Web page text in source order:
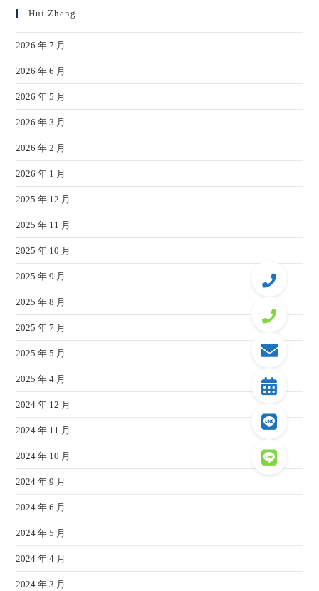
Hui Zheng
2026 年 7 月
2026 年 6 月
2026 年 5 月
2026 年 3 月
2026 年 2 月
2026 年 1 月
2025 年 12 月
2025 年 11 月
2025 年 10 月
2025 年 9 月
2025 年 8 月
2025 年 7 月
2025 年 5 月
2025 年 4 月
2024 年 12 月
2024 年 11 月
2024 年 10 月
2024 年 9 月
2024 年 6 月
2024 年 5 月
2024 年 4 月
2024 年 3 月